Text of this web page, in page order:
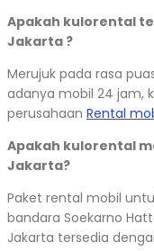
Apakah kulorental
Jakarta ?
Merujuk pada rasa
adanya mobil 24 jam,
perusahaan Rental
Apakah kulorental
Jakarta?
Paket rental mobil
bandara Soekarno
Jakarta tersedia